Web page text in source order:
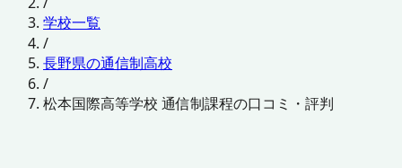
学校一覧
/
長野県の通信制高校
/
松本国際高等学校 通信制課程の口コミ・評判